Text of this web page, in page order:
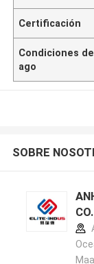
Certificación
Condiciones
ago
SOBRE